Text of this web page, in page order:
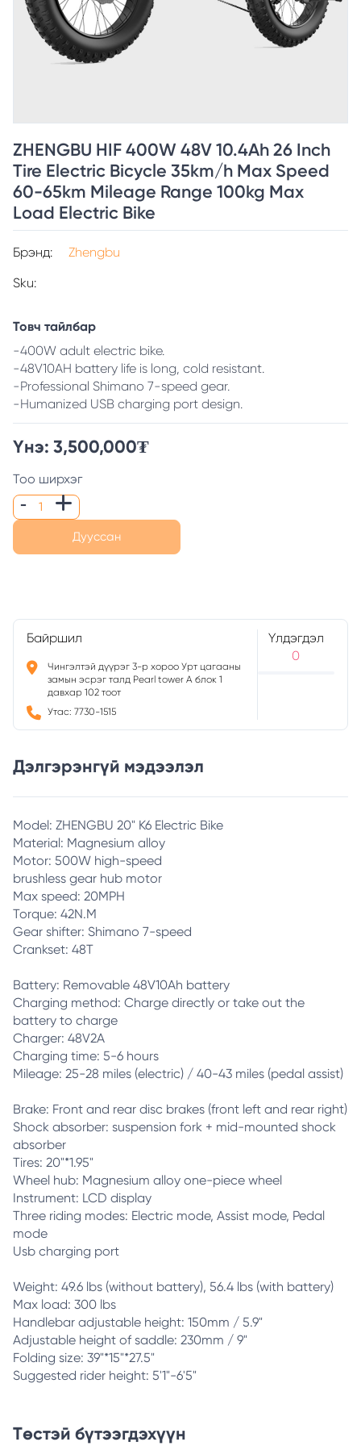
ZHENGBU HIF 400W 48V 10.4Ah 26 Inch
Tire Electric Bicycle 35km/h Max Speed
60-65km Mileage Range 100kg Max
Load Electric Bike
Брэнд:
Zhengbu
Sku:
Товч тайлбар
-400W adult electric bike.
-48V10AH battery life is long, cold resistant.
-Professional Shimano 7-speed gear.
-Humanized USB charging port design.
Үнэ: 3,500,000₮
Тоо ширхэг
Дууссан
Байршил
Чингэлтэй дүүрэг 3-р хороо Урт цагааны
замын эсрэг талд Pearl tower A блок 1
давхар 102 тоот
Утас: 7730-1515
Үлдэгдэл
0
Дэлгэрэнгүй мэдээлэл
Model: ZHENGBU 20" K6 Electric Bike
Material: Magnesium alloy
Motor: 500W high-speed
brushless gear hub motor
Max speed: 20MPH
Torque: 42N.M
Gear shifter: Shimano 7-speed
Crankset: 48T
Battery: Removable 48V10Ah battery
Charging method: Charge directly or take out the
battery to charge
Charger: 48V2A
Charging time: 5-6 hours
Mileage: 25-28 miles (electric) / 40-43 miles (pedal assist)
Brake: Front and rear disc brakes (front left and rear right)
Shock absorber: suspension fork + mid-mounted shock
absorber
Tires: 20"*1.95"
Wheel hub: Magnesium alloy one-piece wheel
Instrument: LCD display
Three riding modes: Electric mode, Assist mode, Pedal
mode
Usb charging port
Weight: 49.6 lbs (without battery), 56.4 lbs (with battery)
Max load: 300 lbs
Handlebar adjustable height: 150mm / 5.9"
Adjustable height of saddle: 230mm / 9"
Folding size: 39"*15"*27.5"
Suggested rider height: 5'1"-6'5"
Төстэй бүтээгдэхүүн